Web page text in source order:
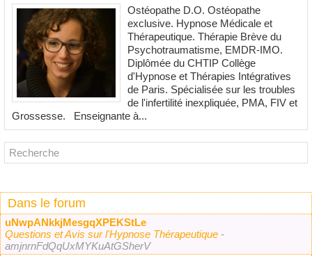
Ostéopathe D.O. Ostéopathe
exclusive. Hypnose Médicale et
Thérapeutique. Thérapie Brève du
Psychotraumatisme, EMDR-IMO.
Diplômée du CHTIP Collège
d'Hypnose et Thérapies Intégratives
de Paris. Spécialisée sur les troubles
de l'infertilité inexpliquée, PMA, FIV et
Grossesse. Enseignante à...
Dans le forum
uNwpANkkjMesgqXPEKStLe
Questions et Avis sur l'Hypnose Thérapeutique -
amjnrnFdQqUxMYKuAtGSherV